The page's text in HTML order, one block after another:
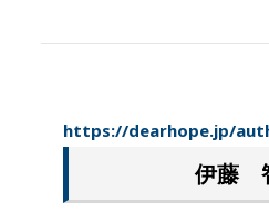
https://dearhope.jp/
伊藤